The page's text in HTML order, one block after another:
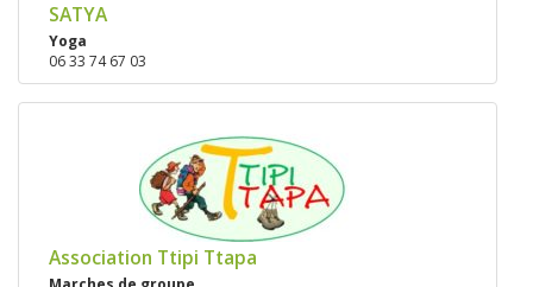
SATYA
Yoga
06 33 74 67 03
Association Ttipi Ttapa